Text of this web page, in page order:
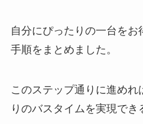
自分にぴったりの一台を
手順をまとめました。
このステップ通りに進めれ
りのバスタイムを実現でき